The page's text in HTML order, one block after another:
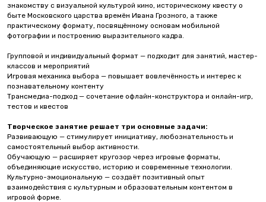
знакомству с визуальной культурой кино, историческому квесту о
быте Московского царства времён Ивана Грозного, а также
практическому формату, посвящённому основам мобильной
фотографии и построению выразительного кадра.
Групповой и индивидуальный формат — подходит для занятий, мастер-
классов и мероприятий
Игровая механика выбора — повышает вовлечённость и интерес к
познавательному контенту
Трансмедиа-подход — сочетание офлайн-конструктора и онлайн-игр,
тестов и квестов
Творческое занятие решает три основные задачи:
Развивающую — стимулирует инициативу, любознательность и
самостоятельный выбор активности.
Обучающую — расширяет кругозор через игровые форматы,
объединяющие искусство, историю и современные технологии.
Культурно-эмоциональную — создаёт позитивный опыт
взаимодействия с культурным и образовательным контентом в
игровой форме.